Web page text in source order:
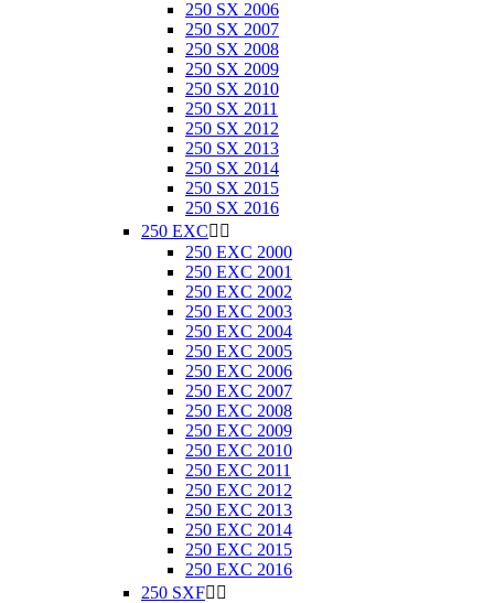
250 SX 2006
250 SX 2007
250 SX 2008
250 SX 2009
250 SX 2010
250 SX 2011
250 SX 2012
250 SX 2013
250 SX 2014
250 SX 2015
250 SX 2016
250 EXC 
250 EXC 2000
250 EXC 2001
250 EXC 2002
250 EXC 2003
250 EXC 2004
250 EXC 2005
250 EXC 2006
250 EXC 2007
250 EXC 2008
250 EXC 2009
250 EXC 2010
250 EXC 2011
250 EXC 2012
250 EXC 2013
250 EXC 2014
250 EXC 2015
250 EXC 2016
250 SXF 